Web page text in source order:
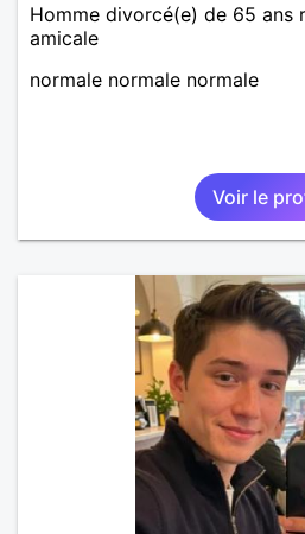
Homme divorcé(e) de 65 ans
amicale
normale normale normale
Voir le